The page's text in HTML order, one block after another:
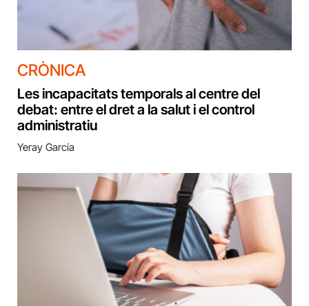
CRÒNICA
Les incapacitats temporals al centre del
debat: entre el dret a la salut i el control
administratiu
Yeray García